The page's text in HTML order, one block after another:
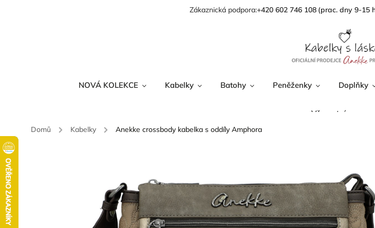
Zákaznická podpora:+420 602 746 108
NOVÁ KOLEKCE Kabelky Batohy Peněženky Doplňky
Věrnostní program
Domů / Kabelky / Anekke crossbody kabelka s oddíly Amphora